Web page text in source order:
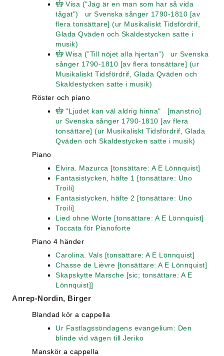
Visa ("Jag är en man som har så vida
tågat") ur Svenska sånger 1790-1810 [av
flera tonsättare] (ur Musikaliskt Tidsfördrif,
Glada Qväden och Skaldestycken satte i
musik)
Wisa (”Till nöjet alla hjertan”) ur Svenska
sånger 1790-1810 [av flera tonsättare] (ur
Musikaliskt Tidsfördrif, Glada Qväden och
Skaldestycken satte i musik)
Röster och piano
"Ljudet kan väl aldrig hinna" [manstrio]
ur Svenska sånger 1790-1810 [av flera
tonsättare] (ur Musikaliskt Tidsfördrif, Glada
Qväden och Skaldestycken satte i musik)
Piano
Elvira. Mazurca [tonsättare: A E Lönnquist]
Fantasistycken, häfte 1 [tonsättare: Uno
Troili]
Fantasistycken, häfte 2 [tonsättare: Uno
Troili]
Lied ohne Worte [tonsättare: A E Lönnquist]
Toccata för Pianoforte
Piano 4 händer
Carolina. Vals [tonsättare: A E Lönnquist]
Chasse de Lièvre [tonsättare: A E Lönnquist]
Skapskytte Marsche [sic; tonsättare: A E
Lönnquist]]
Anrep-Nordin, Birger
Blandad kör a cappella
Ur Fastlagssöndagens evangelium: Den
blinde vid vägen till Jeriko
Manskör a cappella